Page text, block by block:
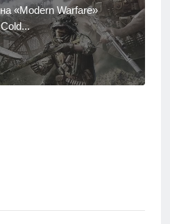
«Modern Warfare»